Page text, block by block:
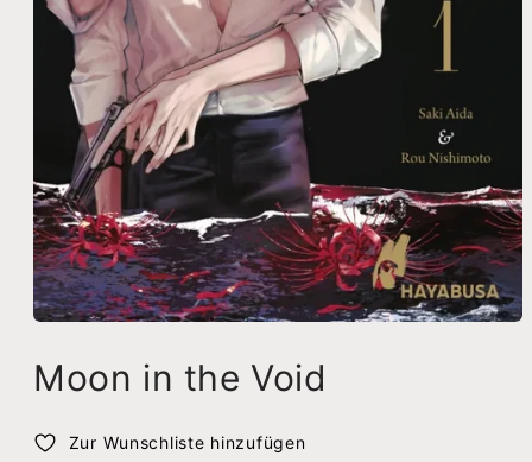
in
Modal
Moon in the Void
Zur Wunschliste hinzufügen